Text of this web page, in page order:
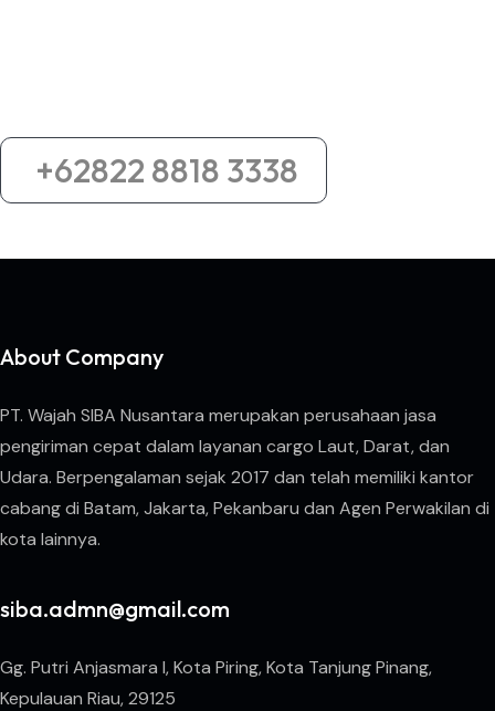
+62822 8818 3338
About Company
PT. Wajah SIBA Nusantara merupakan perusahaan jasa
pengiriman cepat dalam layanan cargo Laut, Darat, dan
Udara. Berpengalaman sejak 2017 dan telah memiliki kantor
cabang di Batam, Jakarta, Pekanbaru dan Agen Perwakilan di
kota lainnya.
siba.admn@gmail.com
Gg. Putri Anjasmara I, Kota Piring, Kota Tanjung Pinang,
Kepulauan Riau, 29125